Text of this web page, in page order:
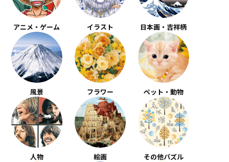
アニメ・ゲーム イラスト 日本画・吉祥柄
風景 フラワー ペット・動物
人物 絵画 その他パズル